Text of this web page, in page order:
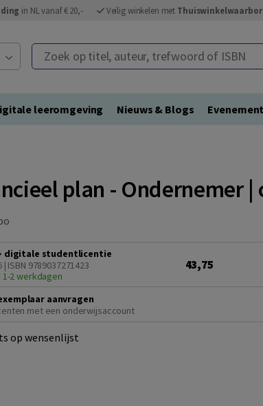
in NL vanaf € 20,- Veilig winkelen met
Zoek op titel, auteur, trefwoord of ISBN
leeromgeving Nieuws & Blogs
plan - Ondernemer
digitale studentlicentie
| ISBN 9789037271423
2 werkdagen
43,75
aanvragen
met een onderwijsaccount
op wensenlijst